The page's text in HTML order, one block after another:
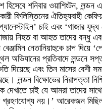
হিসেবে শনিবার ওয়াশিংটন,
ফিলিস্তিনের ঐতিহ্যবাহী
চাই এবং
নিহত বা আহত তাদের বন্ধু
নেতানিয়াহুকে চাপ দিয়ে
প্রতিবাদে লন্ডনে
এবং তিন মাসের বেশী সময়
লন্ডন বিক্ষোভের নিরাপত্তা
দেখাতে চাই যে আমরা তাদের
গ্রহণযোগ্য নয়।’ আরেকজন